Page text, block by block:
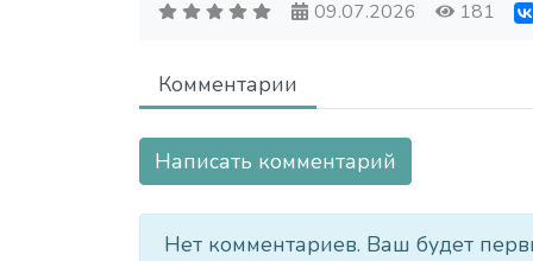
09.07.2026 181
Комментарии
Написать комментарий
Нет комментариев. Ваш будет